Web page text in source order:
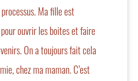
Ma fille est
ouvrir les boites et faire
On a toujours fait cela
chez ma maman. C’est